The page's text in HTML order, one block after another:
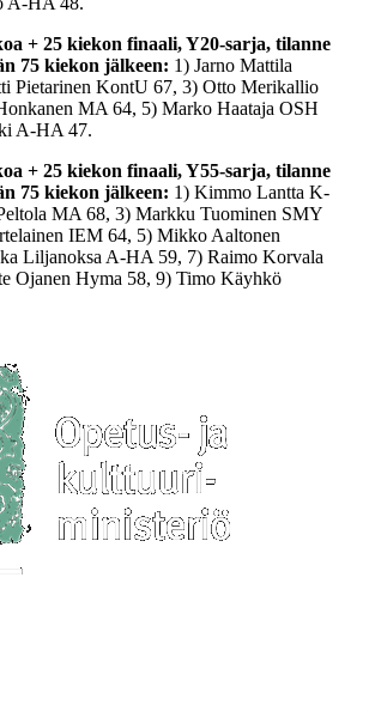
+ 25 kiekon finaali, Y20-sarja, tilanne
75 kiekon jälkeen: 1) Jarno Mattila
Pietarinen KontU 67, 3) Otto Merikallio
MA 64, 5) Marko Haataja OSH
A-HA 47.
+ 25 kiekon finaali, Y55-sarja, tilanne
75 kiekon jälkeen: 1) Kimmo Lantta K-
MA 68, 3) Markku Tuominen SMY
IEM 64, 5) Mikko Aaltonen
Liljanoksa A-HA 59, 7) Raimo Korvala
Ojanen Hyma 58, 9) Timo Käyhkö